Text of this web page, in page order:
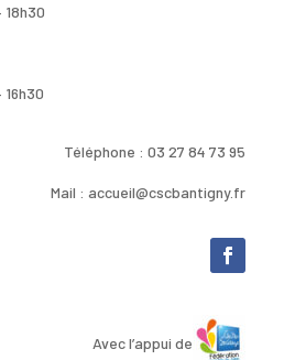
18h30
16h30
Téléphone : 03 27 84 73 95
Mail : accueil@cscbantigny.fr
Avec l’appui de